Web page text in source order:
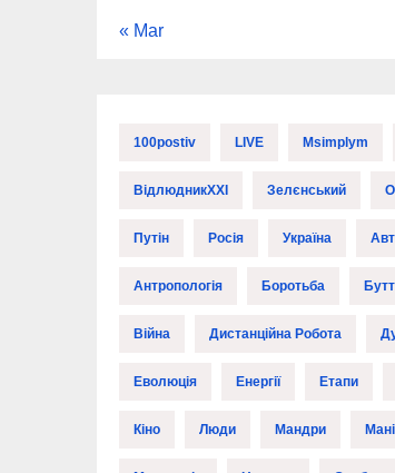
« Mar
100postiv LIVE Msimplym
ВідлюдникXXI Зелєнський
Путін Росія Україна
Антропологія Боротьба
Війна Дистанційна Робота
Еволюція Енергії Етапи
Кіно Люди Мандри